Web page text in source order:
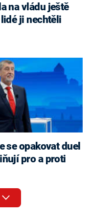
na vládu ještě
ji nechtěli
pro a proti